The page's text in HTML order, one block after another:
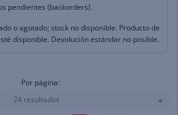
pendientes (backorders).
o agotado; stock no disponible. Producto de
disponible. Devolución estándar no posible.
Por página:
24 resultados